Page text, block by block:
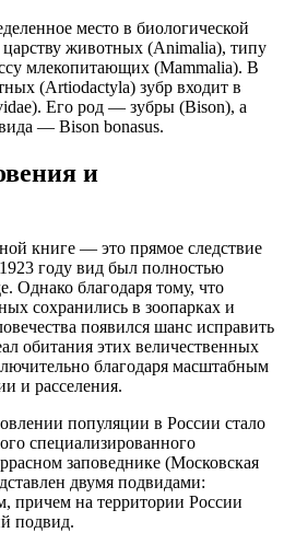
место в биологической
животных (Animalia), типу
млекопитающих (Mammalia). В
(Artiodactyla) зубр входит в
Его род — зубры (Bison), а
— Bison bonasus.
и
книге — это прямое следствие
году вид был полностью
Однако благодаря тому, что
сохранились в зоопарках и
появился шанс исправить
обитания этих величественных
благодаря масштабным
и расселения.
популяции в России стало
специализированного
заповеднике (Московская
двумя подвидами:
причем на территории России
подвид.